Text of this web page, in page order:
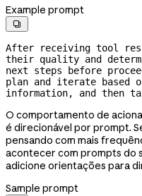
Example prompt

After receiving tool
their quality and
next steps before
plan and iterate based
information, and then
O comportamento de
é direcionável por prompt.
pensando com mais
acontecer com prompts do
adicione orientações para
Sample prompt